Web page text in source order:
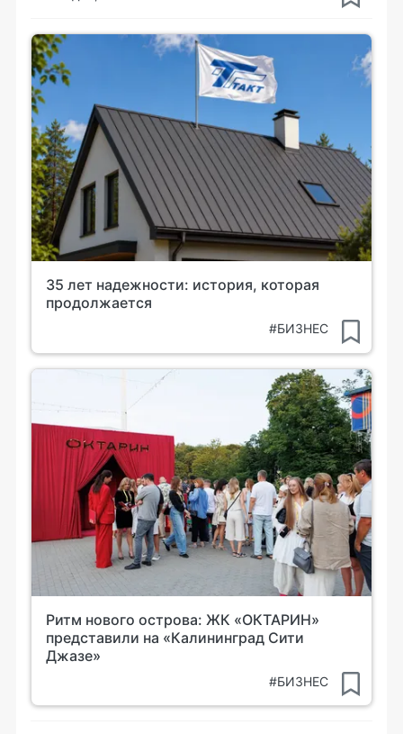
35 лет надежности: история, которая
продолжается
#БИЗНЕС
Ритм нового острова: ЖК «ОКТАРИН»
представили на «Калининград Сити
Джазе»
#БИЗНЕС